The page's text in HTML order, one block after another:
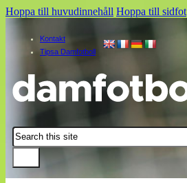
Hoppa till huvudinnehåll Hoppa till sidfot
Kontakt
Tipsa Damfotboll
Sök